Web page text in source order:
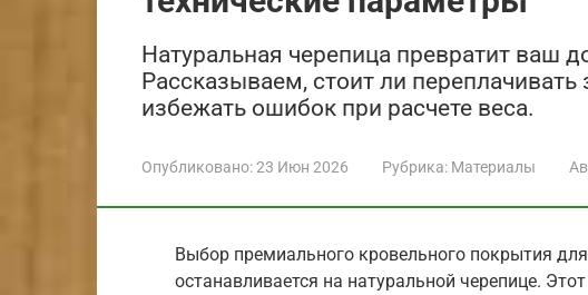
Натуральная черепица превратит ваш
Рассказываем, стоит ли
избежать ошибок при расчете веса.
Опубликовано:23 Июн 2026 Рубрика: Материалы
Выбор премиального кровельного покрытия
останавливается на натуральной черепице.